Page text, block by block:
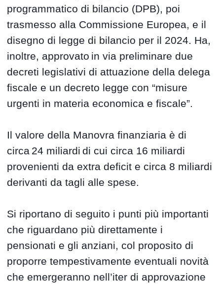
programmatico di bilancio (DPB), poi
trasmesso alla Commissione Europea, e il
disegno di legge di bilancio per il 2024. Ha,
inoltre, approvato in via preliminare due
decreti legislativi di attuazione della delega
fiscale e un decreto legge con “misure
urgenti in materia economica e fiscale”.
Il valore della Manovra finanziaria è di
circa 24 miliardi di cui circa 16 miliardi
provenienti da extra deficit e circa 8 miliardi
derivanti da tagli alle spese.
Si riportano di seguito i punti più importanti
che riguardano più direttamente i
pensionati e gli anziani, col proposito di
proporre tempestivamente eventuali novità
che emergeranno nell’iter di approvazione